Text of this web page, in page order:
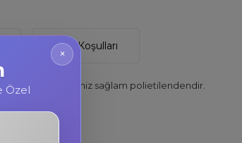
İade Koşulları
Şişemiz sağlam polietilendendir.
×
Özel